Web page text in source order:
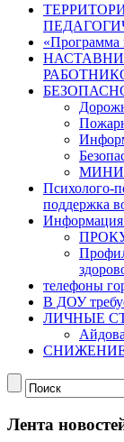
«Программа
Психолого-
поддержка
Информация
телефоны
В ДОУ
ЛИЧНЫЕ
Лента